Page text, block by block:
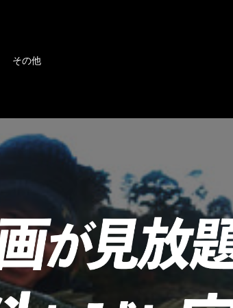
その他